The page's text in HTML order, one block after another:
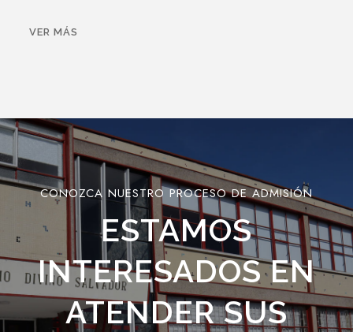
VER MÁS
CONOZCA NUESTRO PROCESO DE ADMISIÓN
ESTAMOS
INTERESADOS EN
ATENDER SUS